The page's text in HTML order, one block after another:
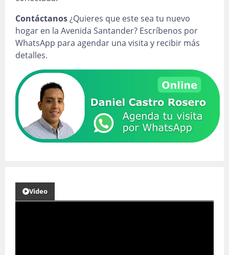
Contáctanos¿Quieres que este sea tu nuevo
hogar en la Avenida Santander? Escríbenos por
WhatsApp para agendar una visita y recibir más
detalles.
Video